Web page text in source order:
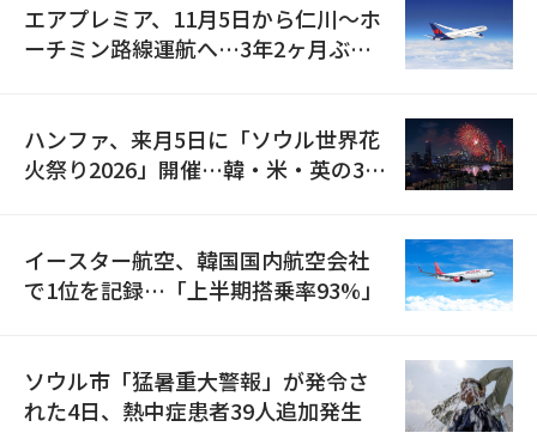
エアプレミア、11月5日から仁川〜ホ
ーチミン路線運航へ…3年2ヶ月ぶり
ハンファ、来月5日に「ソウル世界花
火祭り2026」開催…韓・米・英の3カ
イースター航空、韓国国内航空会社
で1位を記録…「上半期搭乗率93%」
ソウル市「猛暑重大警報」が発令さ
れた4日、熱中症患者39人追加発生